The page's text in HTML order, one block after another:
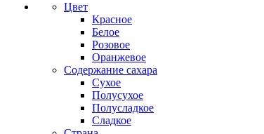
Цвет
Красное
Белое
Розовое
Оранжевое
Содержание сахара
Сухое
Полусухое
Полусладкое
Сладкое